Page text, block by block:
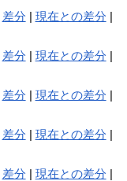
差分| 現在との差分|
差分| 現在との差分|
差分| 現在との差分|
差分| 現在との差分|
差分| 現在との差分|